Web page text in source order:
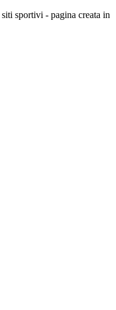
sportivi - pagina creata in